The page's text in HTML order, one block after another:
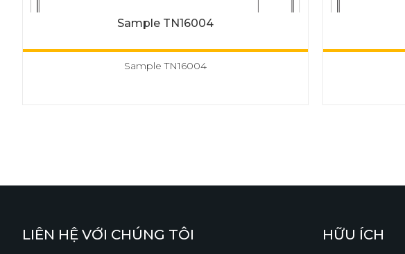
Sample TN16004
Sample TN16004
LIÊN HỆ VỚI CHÚNG TÔI HỮU ÍCH